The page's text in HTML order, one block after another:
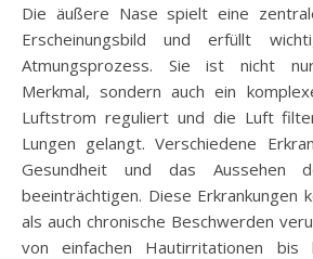
Die äußere Nase spielt eine zentrale Rolle in unserem
Erscheinungsbild und erfüllt
Atmungsprozess. Sie ist nicht
Merkmal, sondern auch ein
Luftstrom reguliert und die Luft
Lungen gelangt. Verschiedene
Gesundheit und das Aussehen
beeinträchtigen. Diese Erkrankungen
als auch chronische Beschwerden
von einfachen Hautirritationen bis